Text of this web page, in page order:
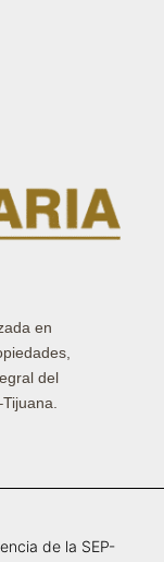
en
del
de la SEP-